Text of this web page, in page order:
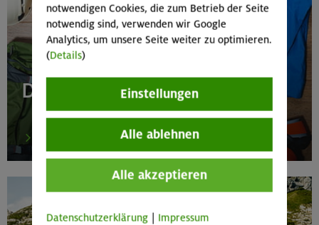
Die Ausrüstung fehlt?
zum Ausrüstungsverleih
notwendigen Cookies, die zum Betrieb der Seite
notwendig sind, verwenden wir Google
Analytics, um unsere Seite weiter zu optimieren.
(Details)
Einstellungen
Alle ablehnen
Alle akzeptieren
Datenschutzerklärung Impressum